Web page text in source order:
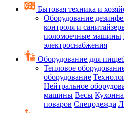
Бытовая техника и
Оборудование
контроля и
поломоечные машины
электроснабжения
Оборудование для
Тепловое
оборудование
Нейтральное
машины Весы
поваров Спецодежда